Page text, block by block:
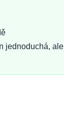
jednoduchá, ale